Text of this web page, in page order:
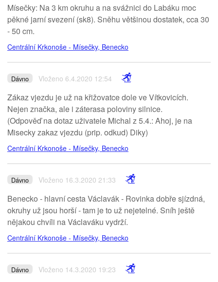
Mísečky: Na 3 km okruhu a na svážnici do Labáku moc
pěkné jarní svezení (sk8). Sněhu většinou dostatek, cca 30
- 50 cm.
Centrální Krkonoše - Mísečky, Benecko
Dávno Vloženo 6.4.2020 12:54
Zákaz vjezdu je už na křižovatce dole ve Vítkovicích.
Nejen značka, ale i záterasa poloviny silnice.
(Odpověď na dotaz uživatele Michal z 5.4.: Ahoj, je na
Misecky zakaz vjezdu (prip. odkud) Diky)
Centrální Krkonoše - Mísečky, Benecko
Dávno Vloženo 16.3.2020 21:33
Benecko - hlavní cesta Václavák - Rovinka dobře sjízdná,
okruhy už jsou horší - tam je to už nejetelné. Sníh ještě
nějakou chvíli na Václaváku vydrží.
Centrální Krkonoše - Mísečky, Benecko
Dávno Vloženo 14.3.2020 19:23